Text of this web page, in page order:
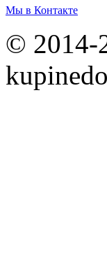
Мы в Контакте
© 2014-